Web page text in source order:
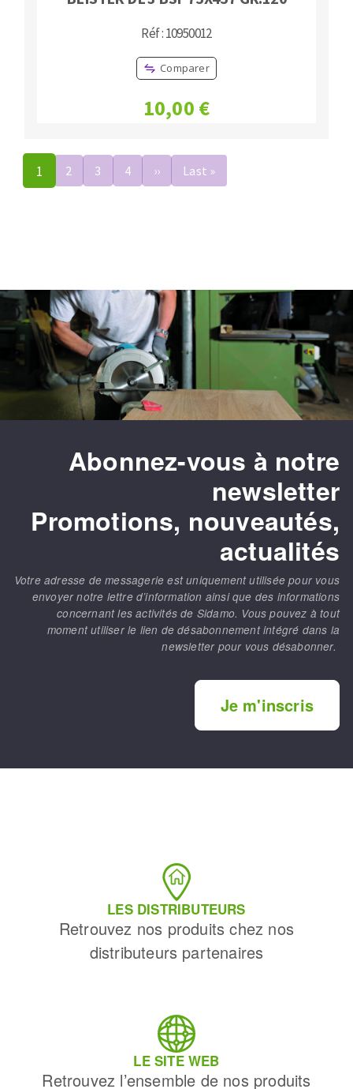
Réf : 10950012
Comparer
10,00 €
Pagination
1 2 3 4 ›› Page
suivante
Last »
page
Abonnez-vous à notre
newsletter
Promotions, nouveautés,
actualités
Votre adresse de messagerie est uniquement utilisée pour vous
envoyer notre lettre d’information ainsi que des informations
concernant les activités de Sidamo. Vous pouvez à tout
moment utiliser le lien de désabonnement intégré dans la
newsletter pour vous désabonner.
Je m'inscris
LES DISTRIBUTEURS
Retrouvez nos produits chez nos
distributeurs partenaires
LE SITE WEB
Retrouvez l’ensemble de nos produits